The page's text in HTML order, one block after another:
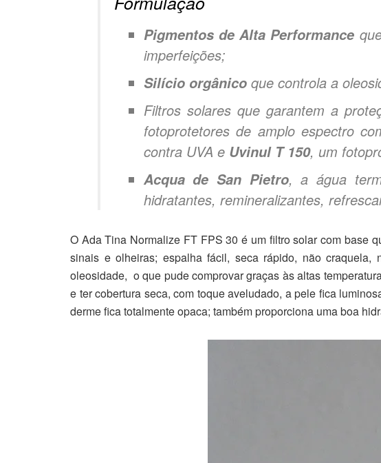
Pigmentos de Alta Performance
imperfeições;
Silício orgânicoque controla a
Filtros solares que garantem a
fotoprotetores de amplo espectro
contra UVA e Uvinul T 150, um
Acqua de San Pietro, a água
hidratantes, remineralizantes,
O Ada Tina Normalize FT FPS 30 é um filtro solar com base
sinais e olheiras; espalha fácil, seca rápido, não
oleosidade, o que pude comprovar graças às altas
e ter cobertura seca, com toque aveludado, a pele fica
derme fica totalmente opaca; também proporciona uma boa